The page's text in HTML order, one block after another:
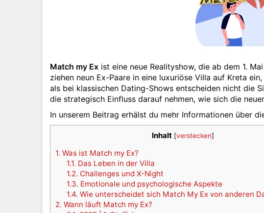
Match my Ex ist eine neue Realityshow, die ab dem 1.
ziehen neun Ex-Paare in eine luxuriöse Villa auf Kreta
als bei klassischen Dating-Shows entscheiden nicht die
die strategisch Einfluss darauf nehmen, wie sich die
In unserem Beitrag erhälst du mehr Informationen über
Inhalt [verstecken]
1. Was ist Match my Ex?
1.1. Das Leben in der Villa
1.2. Challenges und X-Night
1.3. Emotionale und psychologische Aspekte
1.4. Wie unterscheidet sich Match My Ex von anderen
2. Wann läuft Match my Ex?